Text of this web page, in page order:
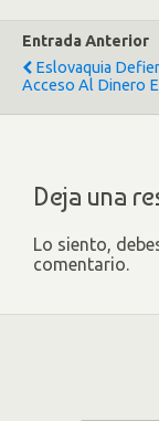
Entrada Anterior
Eslovaquia
Acceso Al Dinero
Deja una
Lo siento,
comentario.